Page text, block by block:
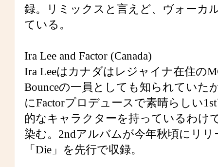
録。リミックスと言えど、ヴォーカ
ている。
Ira Lee and Factor (Canada)
Ira Leeはカナダはレジャイナ在住の
Bounceの一員としても知られていた
にFactorプロデュースで素晴らしい
的なキャラクターを持っているわけ
染む。2ndアルバムが今年秋頃にリ
「Die」を先行で収録。